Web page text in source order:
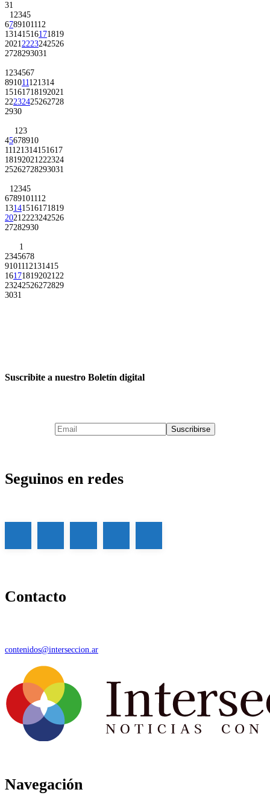
31
1 2345
6789101112
13141516171819
2021 2223242526
2728293031
1 234567
891011121314
15161718192021
22232425262728
2930
1 23
45678910
11121314151617
18192021 222324
25262728293031
1 2345
6789101112
13141516171819
2021 2223242526
27282930
1
2345678
9101112131415
161718192021 22
23242526272829
3031
Suscribite a nuestro Boletín digital
Seguinos en redes
Contacto
contenidos@interseccion.ar
Navegación